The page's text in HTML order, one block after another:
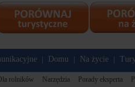
Domu Na życie
rolników Narzędzia Porady eksperta